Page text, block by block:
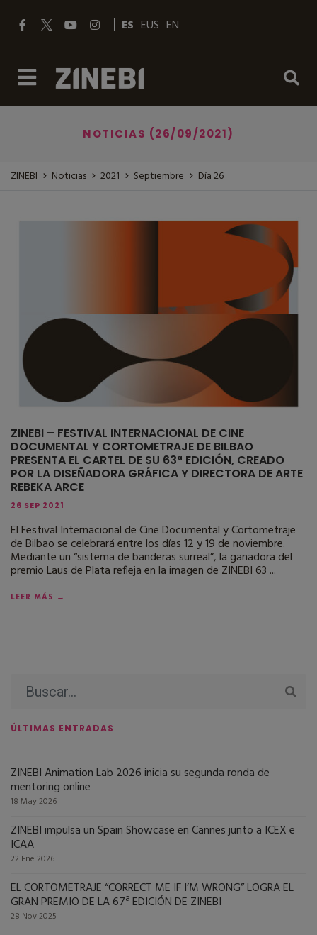
ES EUS EN
NOTICIAS (26/09/2021)
ZINEBI Noticias 2021 Septiembre Día 26
ZINEBI – FESTIVAL INTERNACIONAL DE CINE
DOCUMENTAL Y CORTOMETRAJE DE BILBAO
PRESENTA EL CARTEL DE SU 63ª EDICIÓN, CREADO
POR LA DISEÑADORA GRÁFICA Y DIRECTORA DE ARTE
REBEKA ARCE
26 SEP 2021
El Festival Internacional de Cine Documental y Cortometraje
de Bilbao se celebrará entre los días 12 y 19 de noviembre.
Mediante un “sistema de banderas surreal”, la ganadora del
premio Laus de Plata refleja en la imagen de ZINEBI 63 ...
LEER MÁS →
ÚLTIMAS ENTRADAS
ZINEBI Animation Lab 2026 inicia su segunda ronda de
mentoring online
18 May 2026
ZINEBI impulsa un Spain Showcase en Cannes junto a ICEX e
ICAA
22 Ene 2026
EL CORTOMETRAJE “CORRECT ME IF I’M WRONG” LOGRA EL
GRAN PREMIO DE LA 67ª EDICIÓN DE ZINEBI
28 Nov 2025